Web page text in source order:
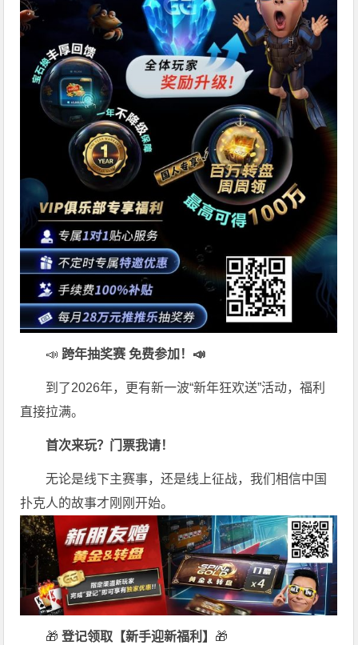
📣跨年抽奖赛 免费参加 ！📣
到了2026年，更有新一波“新年狂欢送”活动，福利
直接拉满。
首次来玩？门票我请！
无论是线下主赛事，还是线上征战，我们相信中国
扑克人的故事才刚刚开始。
🎁 登记领取【新手迎新福利】 🎁